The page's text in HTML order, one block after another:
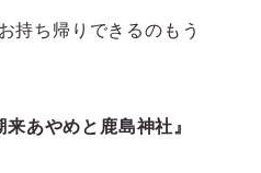
持ち帰りできるのもう
あやめと鹿島神社』